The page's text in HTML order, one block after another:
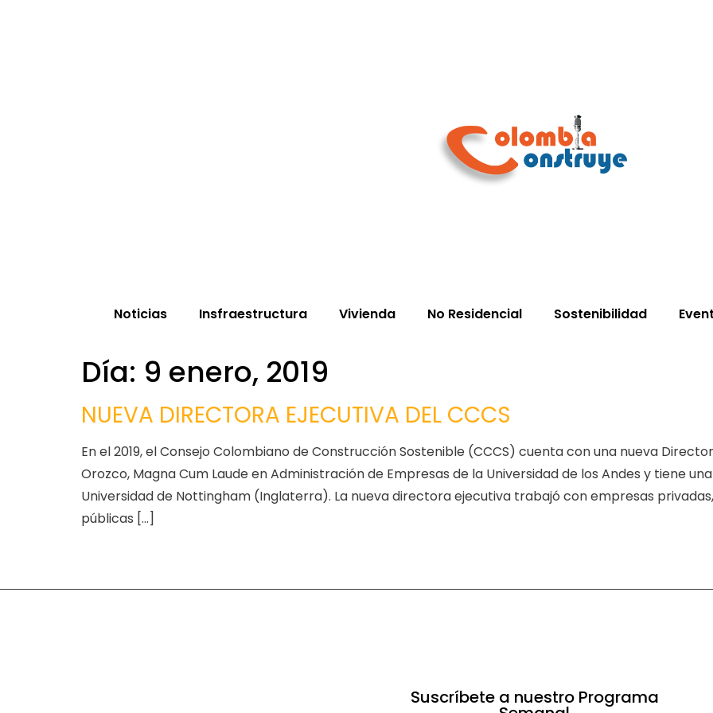
Noticias Insfraestructura Vivienda No Residencial Sostenibilidad
Día: 9 enero, 2019
NUEVA DIRECTORA EJECUTIVA DEL CCCS
En el 2019, el Consejo Colombiano de Construcción Sostenible (CCCS) cuenta con una nueva
Orozco, Magna Cum Laude en Administración de Empresas de la Universidad de los Andes y tiene
Universidad de Nottingham (Inglaterra). La nueva directora ejecutiva trabajó con empresas
públicas […]
Suscríbete a nuestro Programa